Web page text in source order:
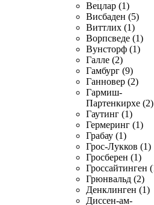
Вецлар (1)
Висбаден (5)
Виттлих (1)
Ворпсведе (1)
Вунсторф (1)
Галле (2)
Гамбург (9)
Ганновер (2)
Гармиш-
Партенкирхе (2)
Гаутинг (1)
Гермеринг (1)
Грабау (1)
Грос-Лукков (1)
Гросберен (1)
Гроссайтинген
Грюнвальд (2)
Денклинген (1)
Диссен-ам-